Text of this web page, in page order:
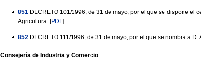
851 DECRETO 101/1996, de 31 de mayo, por el que se dispone el
Agricultura. [PDF]
852 DECRETO 111/1996, de 31 de mayo, por el que se nombra a
Consejería de Industria y Comercio